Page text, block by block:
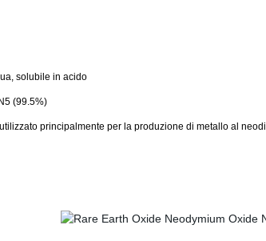
solubile in acido
(99.5%)
principalmente per la produzione di metallo al